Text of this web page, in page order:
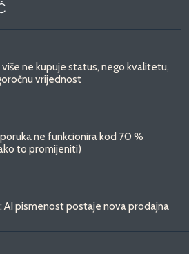
više ne kupuje status, nego kvalitetu,
vrijednost
ne funkcionira kod 70 %
to promijeniti)
AI pismenost postaje nova prodajna